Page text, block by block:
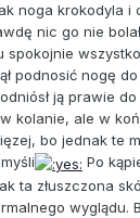
noga krokodyla
nic go nie
spokojnie
podnosić nogę
ją prawie do
kolanie, ale w
bo jednak te
Po
ta złuszczona
wyglądu.